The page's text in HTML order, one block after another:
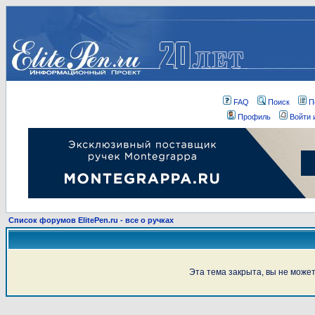
FAQ Поиск
Профиль
Войти
Список форумов ElitePen.ru - все о ручках
Эта тема закрыта, вы не